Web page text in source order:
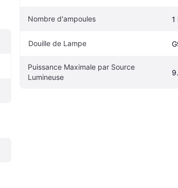
Nombre d'ampoules 1
Douille de Lampe
Puissance Maximale par Source
Lumineuse